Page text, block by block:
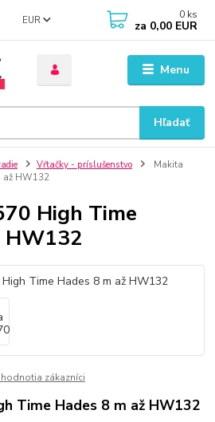
Menu
EUR
Hľadať
0 ks
za 0,00 EUR
Vŕtačky - príslušenstvo
Makita
až HW132
High Time
HW132
zákazníci
Time Hades 8 m až HW132